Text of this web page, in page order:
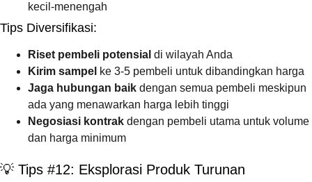
kecil-menengah
Tips Diversifikasi:
Riset pembeli potensial di wilayah Anda
Kirim sampel ke 3-5 pembeli untuk dibandingkan harga
Jaga hubungan baik dengan semua pembeli meskipun
ada yang menawarkan harga lebih tinggi
Negosiasi kontrak dengan pembeli utama untuk volume
dan harga minimum
💡 Tips #12: Eksplorasi Produk Turunan